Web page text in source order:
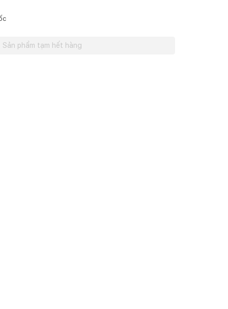
Sản phẩm tạm hết hàng